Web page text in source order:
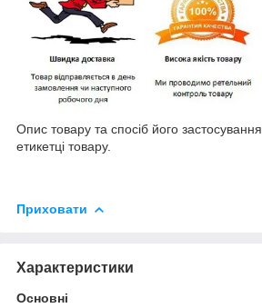
Опис товару та спосіб його
етикетці товару.
Приховати
Характеристики
Основні